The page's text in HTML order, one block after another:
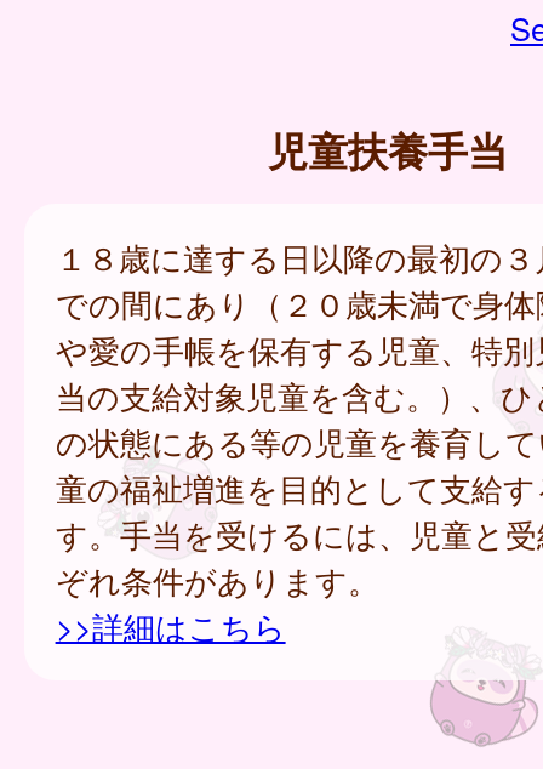
児童扶養手当
１８歳に達する日以降の最初の
での間にあり（２０歳未満で身
や愛の手帳を保有する児童、特
当の支給対象児童を含む。）、
の状態にある等の児童を養育し
童の福祉増進を目的として支給
す。手当を受けるには、児童と
ぞれ条件があります。
>>詳細はこちら